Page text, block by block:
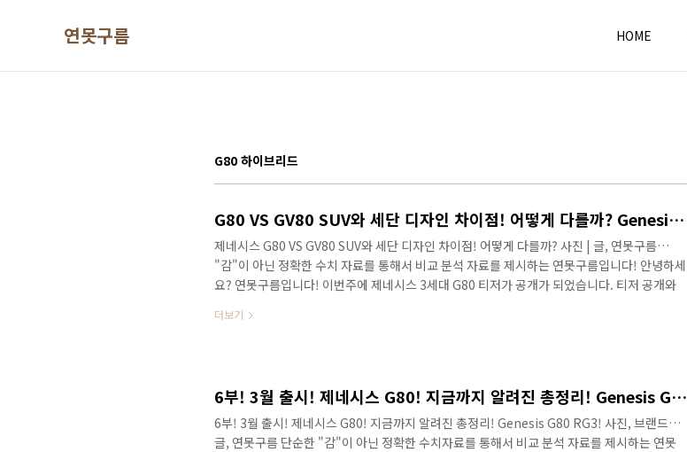
연못구름 HOME
G80 하이브리드
G80 VS GV80 SUV와 세단 디자인 차이점! 어떻게 다를까? Genesis G80 VS GV80 Design Difference
제네시스 G80 VS GV80 SUV와 세단 디자인 차이점! 어떻게 다를까? 사진 | 글, 연못구름
"감"이 아닌 정확한 수치 자료를 통해서 비교 분석 자료를 제시하는 연못구름입니다! 안녕하세
요? 연못구름입니다! 이번주에 제네시스 3세대 G80 티저가 공개가 되었습니다. 티저 공개와
가를 받은 것 같습니다. # 연못구름 유튜브 채널 링크
더보기
6부! 3월 출시! 제네시스 G80! 지금까지 알려진 총정리! Genesis G80 RG3!
6부! 3월 출시! 제네시스 G80! 지금까지 알려진 총정리! Genesis G80 RG3! 사진, 브랜드사 |
글, 연못구름 단순한 "감"이 아닌 정확한 수치자료를 통해서 비교 분석 자료를 제시하는 연못